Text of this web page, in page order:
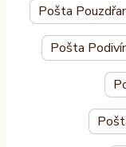
Pošta
Pošta